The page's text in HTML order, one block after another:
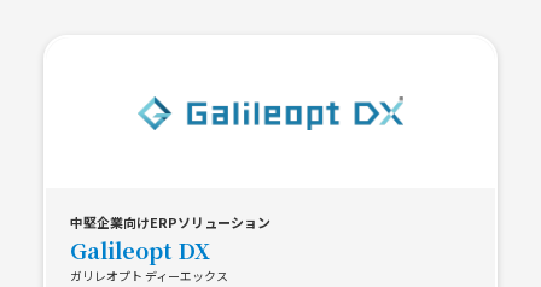
中堅企業向けERPソリューション
Galileopt DX
ガリレオプト ディーエックス